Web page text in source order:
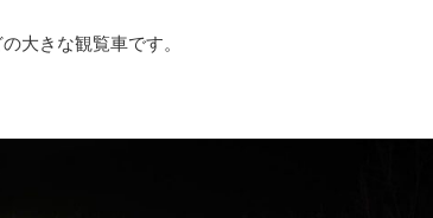
大きな観覧車です。